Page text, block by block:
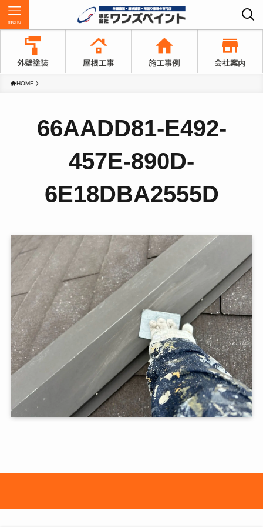
menu
HOME
66AADD81-E492-
457E-890D-
6E18DBA2555D